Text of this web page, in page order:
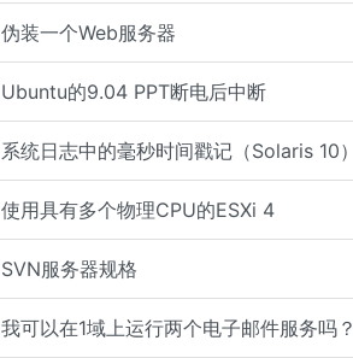
伪装一个Web服务器
Ubuntu的9.04 PPT断电后中断
系统日志中的毫秒时间戳记（Solaris 10）
使用具有多个物理CPU的ESXi 4
SVN服务器规格
我可以在1域上运行两个电子邮件服务吗？